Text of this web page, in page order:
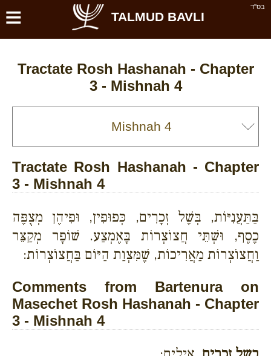
בס''ד ≡ TALMUD BAVLI
Tractate Rosh Hashanah - Chapter
3 - Mishnah 4
Tractate Rosh Hashanah - Chapter
3 - Mishnah 4
בַּתַּעֲנִיּוֹת, בְּשֶׁל זְכָרִים, כְּפוּפִין, וּפִיהֶן מְצֻפֶּה
כֶסֶף, וּשְׁתֵּי חֲצוֹצְרוֹת בָּאֶמְצַע. שׁוֹפָר מְקַצֵּר
וַחֲצוֹצְרוֹת מַאֲרִיכוֹת, שֶׁמִּצְוַת הַיּוֹם בַּחֲצוֹצְרוֹת:
Comments from Bartenura on
Masechet Rosh Hashanah - Chapter
3 - Mishnah 4